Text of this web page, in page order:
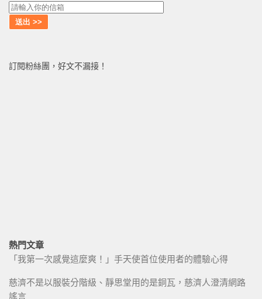
訂閱粉絲團，好文不漏接！
熱門文章
「我第一次感覺這麼爽！」手天使首位使用者的體驗心得
慈濟不是以服裝分階級、靜思堂用的是銅瓦，慈濟人澄清網路
謠言